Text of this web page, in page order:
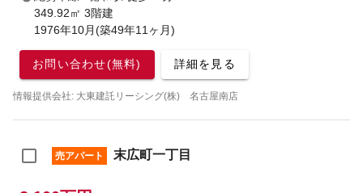
349.92㎡ 3階建
1976年10月(築49年11ヶ月)
お問い合わせ(無料) 詳細を見る
情報提供会社: 大東建託リーシング(株) 名古屋南店
売アパート 末広町一丁目